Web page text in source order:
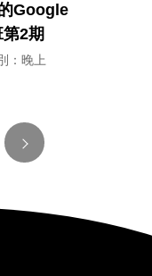
Google
2期
：晚上